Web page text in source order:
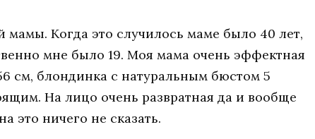
Когда это случилось маме было 40 лет,
мне было 19. Моя мама очень эффектная
см, блондинка с натуральным бюстом 5
На лицо очень развратная да и вообще
это ничего не сказать.